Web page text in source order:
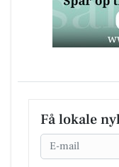
Få lokale
Email